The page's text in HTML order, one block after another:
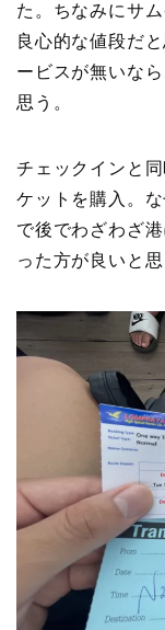
た。ちなみにサ
良心的な値段だ
ービスが無いな
思う。
チェックインと
ケットを購入。
で後でわざわざ
った方が良いと思